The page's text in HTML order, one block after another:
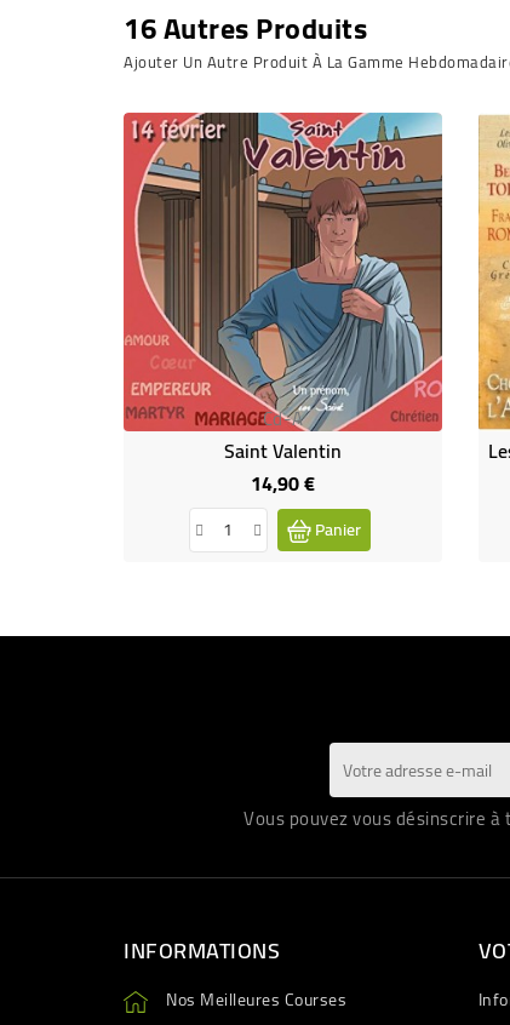
16 Autres Produits
Ajouter Un Autre Produit À La Gamme
Cd-A
Saint Valentin
14,90 €Prix
Panier
Vous pouvez vous désinscrire
INFORMATIONS
Nos Meilleures Courses